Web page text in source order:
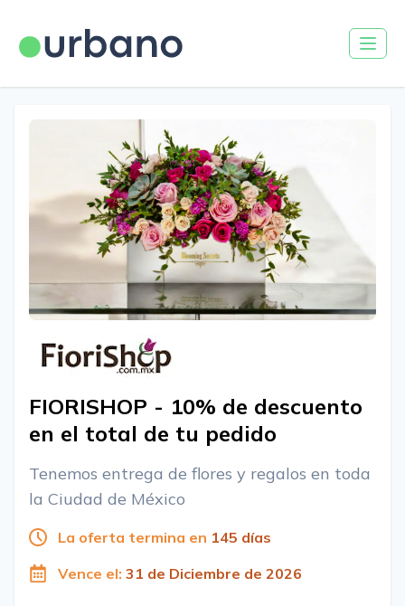
FIORISHOP - 10% de descuento
en el total de tu pedido
Tenemos entrega de flores y regalos en toda
la Ciudad de México
La oferta termina en 145 días
Vence el: 31 de Diciembre de 2026